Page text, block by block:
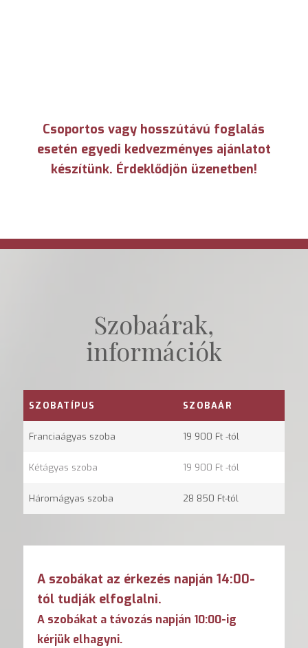
Csoportos vagy hosszútávú foglalás
esetén egyedi kedvezményes ajánlatot
készítünk. Érdeklődjön üzenetben!
Szobaárak,
információk
SZOBATÍPUS SZOBAÁR
Franciaágyas szoba 19 900 Ft -tól
Kétágyas szoba 19 900 Ft -tól
Háromágyas szoba 28 850 Ft-tól
A szobákat az érkezés napján 14:00-
tól tudják elfoglalni.
A szobákat a távozás napján 10:00-ig
kérjük elhagyni.